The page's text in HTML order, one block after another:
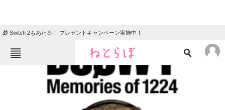
🎁 Switch 2もあたる！ プレゼントキャンペーン実施中！
ねとらぼメニュー
ニュース
クイズ